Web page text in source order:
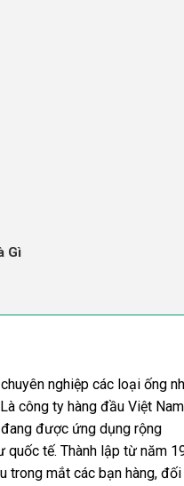
Gì
nghiệp các loại ống
Là công ty hàng đầu Việt
được ứng dụng rộng
quốc tế. Thành lập từ năm
trong mắt các bạn hàng,